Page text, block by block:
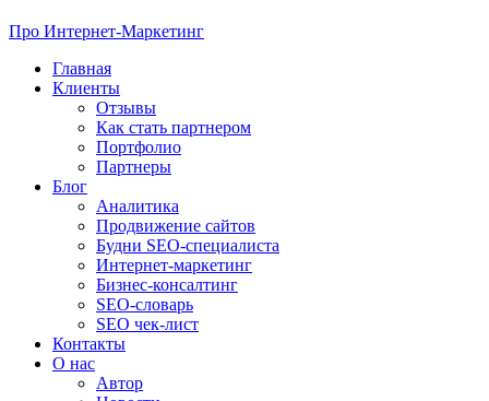
Про Интернет-Маркетинг
Главная
Клиенты
Отзывы
Как стать партнером
Портфолио
Партнеры
Блог
Аналитика
Продвижение сайтов
Будни SEO-специалиста
Интернет-маркетинг
Бизнес-консалтинг
SEO-словарь
SEO чек-лист
Контакты
О нас
Автор